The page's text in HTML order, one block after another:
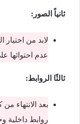
ثانياً الصور:
لابد من اختيار
عدم احتوائها
ثالثًا الروابط:
بعد الانتهاء
روابط داخلية